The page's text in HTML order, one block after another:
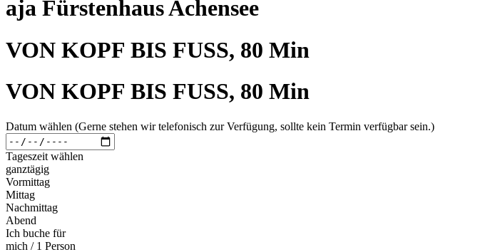
aja Fürstenhaus Achensee
VON KOPF BIS FUSS, 80 Min
VON KOPF BIS FUSS, 80 Min
Datum wählen (Gerne stehen wir telefonisch zur Verfügung, sollte kein Termin verfügbar sein.)
Tageszeit wählen
ganztägig
Vormittag
Mittag
Nachmittag
Abend
Ich buche für
mich / 1 Person